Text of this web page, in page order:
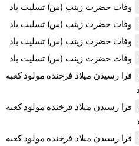
وفات حضرت زینب (س) تسلیت باد
وفات حضرت زینب (س) تسلیت باد
وفات حضرت زینب (س) تسلیت باد
وفات حضرت زینب (س) تسلیت باد
فرا رسیدن میلاد فرخنده مولود کعبه
فرا رسیدن میلاد فرخنده مولود کعبه
فرا رسیدن میلاد فرخنده مولود کعبه